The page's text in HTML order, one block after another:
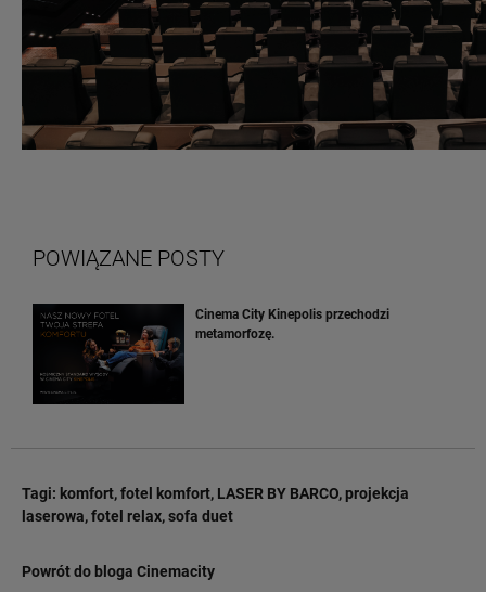
POWIĄZANE POSTY
Cinema City Kinepolis przechodzi
metamorfozę.
Tagi: komfort,fotel komfort, LASER BY BARCO,projekcja
laserowa,fotel relax,sofa duet
Powrót do bloga Cinemacity